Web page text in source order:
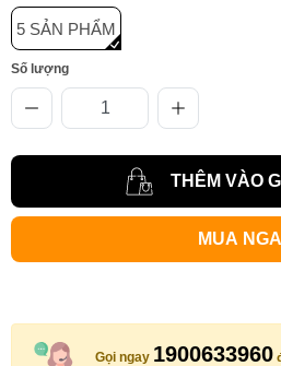
5 SẢN PHẨM
Số lượng
THÊM VÀO
MUA
Gọi ngay 1900633960